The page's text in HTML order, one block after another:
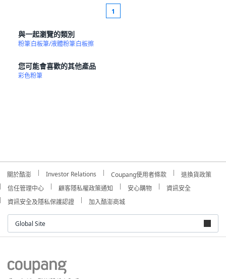
1
與一起瀏覽的類別
粉筆白板筆/液體粉筆白板擦
您可能會喜歡的其他產品
彩色粉筆
關於酷澎 Investor Relations Coupang使用者條款
退換貨政策
信任管理中心
顧客隱私權政策通知 安心購物
資訊安全
資訊安全及隱私保護認證
加入酷澎商城
Global Site